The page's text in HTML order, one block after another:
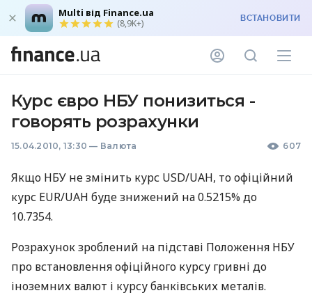
Multi від Finance.ua
(8,9K+) ВСТАНОВИТИ
Курс євро НБУ понизиться -
говорять розрахунки
15.04.2010, 13:30 — Валюта 607
Якщо НБУ не змінить курс USD/UAH, то офіційний
курс EUR/UAH буде знижений на 0.5215% до
10.7354.
Розрахунок зроблений на підставі Положення НБУ
про встановлення офіційного курсу гривні до
іноземних валют і курсу банківських металів.